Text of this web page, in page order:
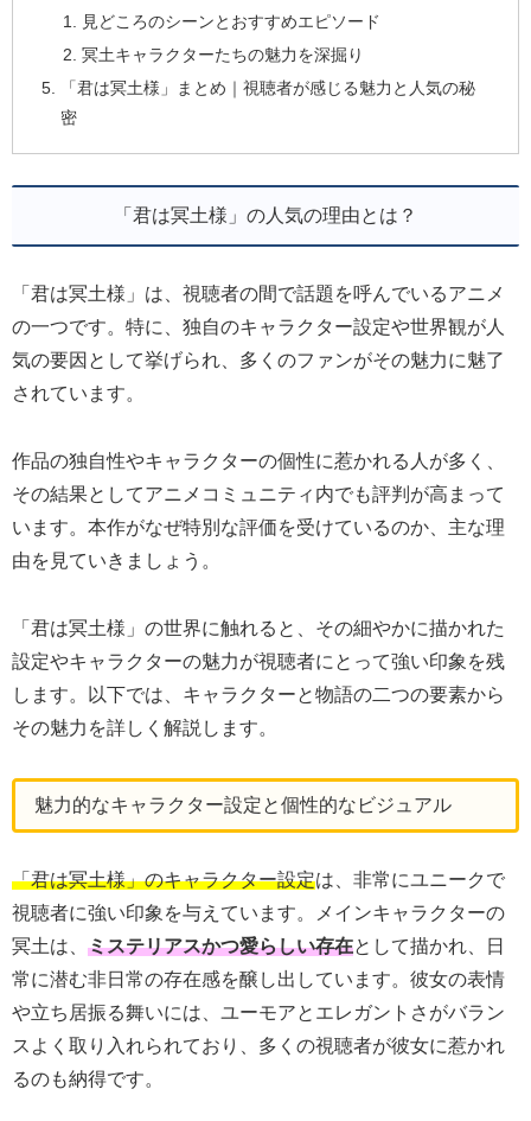
見どころのシーンとおすすめエピソード
冥土キャラクターたちの魅力を深掘り
「君は冥土様」まとめ｜視聴者が感じる魅力と人気の秘
密
「君は冥土様」の人気の理由とは？
「君は冥土様」は、視聴者の間で話題を呼んでいるアニメ
の一つです。特に、独自のキャラクター設定や世界観が人
気の要因として挙げられ、多くのファンがその魅力に魅了
されています。
作品の独自性やキャラクターの個性に惹かれる人が多く、
その結果としてアニメコミュニティ内でも評判が高まって
います。本作がなぜ特別な評価を受けているのか、主な理
由を見ていきましょう。
「君は冥土様」の世界に触れると、その細やかに描かれた
設定やキャラクターの魅力が視聴者にとって強い印象を残
します。以下では、キャラクターと物語の二つの要素から
その魅力を詳しく解説します。
魅力的なキャラクター設定と個性的なビジュアル
「君は冥土様」のキャラクター設定は、非常にユニークで
視聴者に強い印象を与えています。メインキャラクターの
冥土は、 ミステリアスかつ愛らしい存在として描かれ、日
常に潜む非日常の存在感を醸し出しています。彼女の表情
や立ち居振る舞いには、ユーモアとエレガントさがバラン
スよく取り入れられており、多くの視聴者が彼女に惹かれ
るのも納得です。